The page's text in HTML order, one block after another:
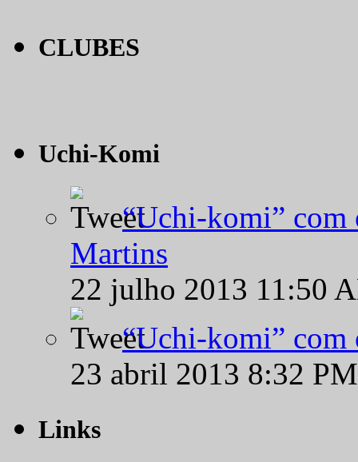
CLUBES
Uchi-Komi
“Uchi-komi” com
Martins
22 julho 2013 11:50
“Uchi-komi” com
23 abril 2013 8:32
Links